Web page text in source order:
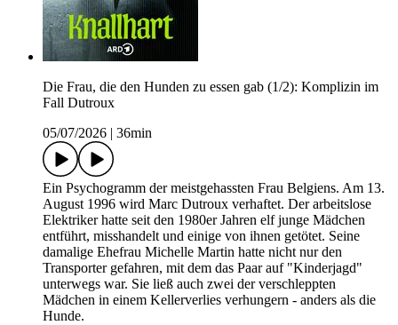
Die Frau, die den Hunden zu essen gab (1/2): Komplizin im
Fall Dutroux
05/07/2026
36min
Ein Psychogramm der meistgehassten Frau Belgiens. Am 13.
August 1996 wird Marc Dutroux verhaftet. Der arbeitslose
Elektriker hatte seit den 1980er Jahren elf junge Mädchen
entführt, misshandelt und einige von ihnen getötet. Seine
damalige Ehefrau Michelle Martin hatte nicht nur den
Transporter gefahren, mit dem das Paar auf "Kinderjagd"
unterwegs war. Sie ließ auch zwei der verschleppten
Mädchen in einem Kellerverlies verhungern - anders als die
Hunde.